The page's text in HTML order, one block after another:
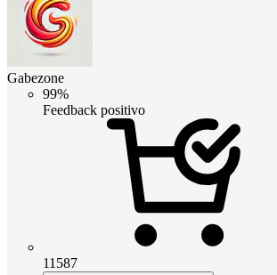
Gabezone
99%
Feedback positivo
11587